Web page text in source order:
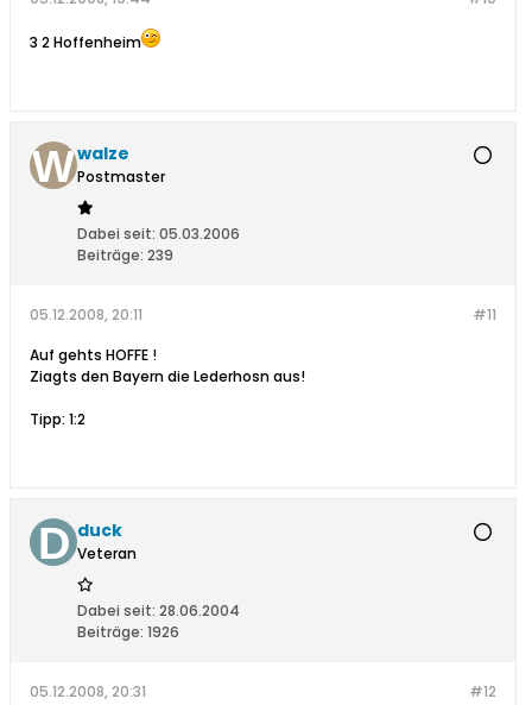
3 2 Hoffenheim
walze
Postmaster
Dabei seit: 05.03.2006
Beiträge: 239
#11
05.12.2008, 20:11
Auf gehts HOFFE !
Ziagts den Bayern die Lederhosn aus!
Tipp: 1:2
duck
Veteran
Dabei seit: 28.06.2004
Beiträge: 1926
#12
05.12.2008, 20:31